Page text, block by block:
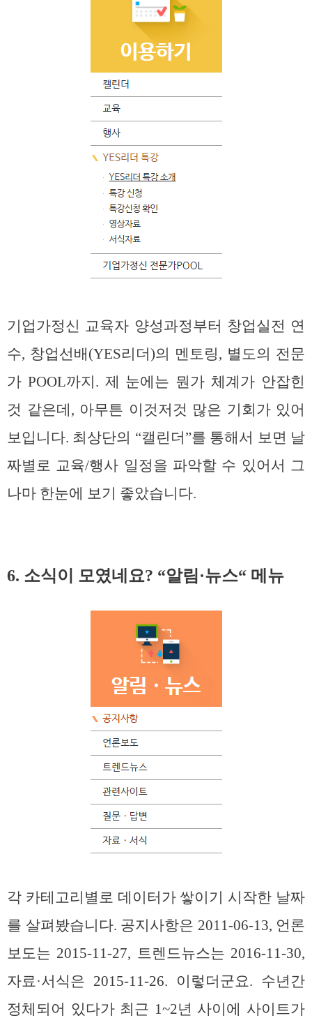
기업가정신 교육자 양성과정부터 창업실전 연
수, 창업선배(YES리더)의 멘토링, 별도의 전문
가 POOL까지. 제 눈에는 뭔가 체계가 안잡힌
것 같은데, 아무튼 이것저것 많은 기회가 있어
보입니다. 최상단의 “캘린더”를 통해서 보면 날
짜별로 교육/행사 일정을 파악할 수 있어서 그
나마 한눈에 보기 좋았습니다.
6. 소식이 모였네요? “알림·뉴스“ 메뉴
각 카테고리별로 데이터가 쌓이기 시작한 날짜
를 살펴봤습니다. 공지사항은 2011-06-13, 언론
보도는 2015-11-27, 트렌드뉴스는 2016-11-30,
자료·서식은 2015-11-26. 이렇더군요. 수년간
정체되어 있다가 최근 1~2년 사이에 사이트가